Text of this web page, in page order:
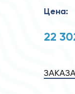
Цена:
22